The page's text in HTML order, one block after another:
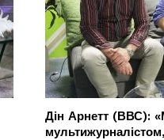
Дін Арнетт (ВВС):